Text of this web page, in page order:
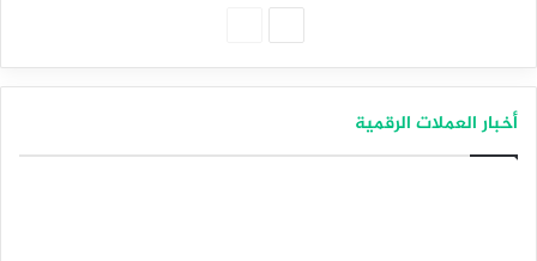
أخبار العملات الرقمية